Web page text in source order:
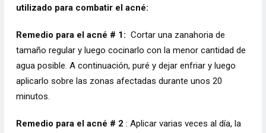
utilizado para combatir el acné:
Remedio para el acné # 1: Cortar una zanahoria de
tamaño regular y luego cocinarlo con la menor cantidad de
agua posible. A continuación, puré y dejar enfriar y luego
aplicarlo sobre las zonas afectadas durante unos 20
minutos.
Remedio para el acné # 2 : Aplicar varias veces al día, la